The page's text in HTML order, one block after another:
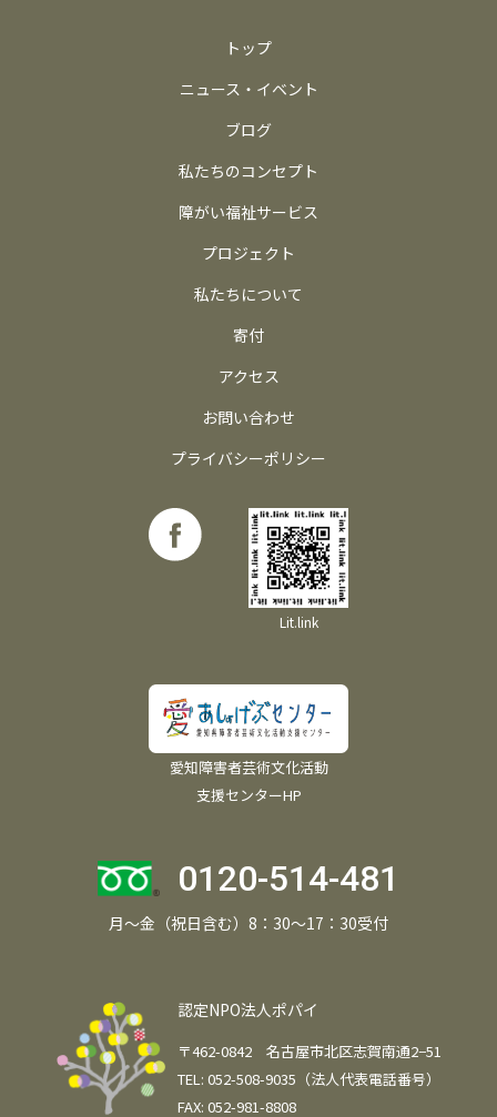
トップ
ニュース・イベント
ブログ
私たちのコンセプト
障がい福祉サービス
プロジェクト
私たちについて
寄付
アクセス
お問い合わせ
プライバシーポリシー
Lit.link
愛知障害者芸術文化活動
支援センターHP
0120-514-481
月～金（祝日含む）8：30～17：30受付
認定NPO法人ポパイ
〒462-0842 名古屋市北区志賀南通2−51
TEL: 052-508-9035（法人代表電話番号）
FAX: 052-981-8808